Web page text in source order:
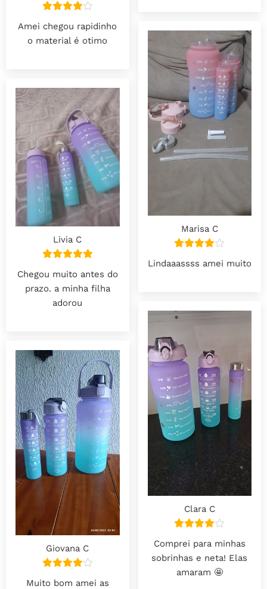
Amei chegou rapidinho
o material é otimo
Marisa C
Lindaaassss amei muito
Livia C
Chegou muito antes do
prazo. a minha filha
adorou
Clara C
Comprei para minhas
sobrinhas e neta! Elas
amaram 🤩
Giovana C
Muito bom amei as